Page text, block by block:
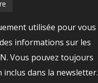
utilisée pour vous
informations sur les
Vous pouvez toujours
dans la newsletter.